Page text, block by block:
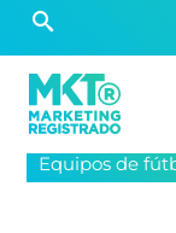
Equipos de